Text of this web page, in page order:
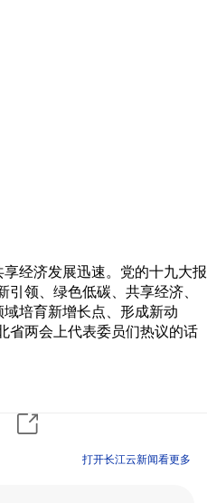
经济发展迅速。党的十九大报
领、绿色低碳、共享经济、
培育新增长点、形成新动
省两会上代表委员们热议的话
打开长江云新闻看更多